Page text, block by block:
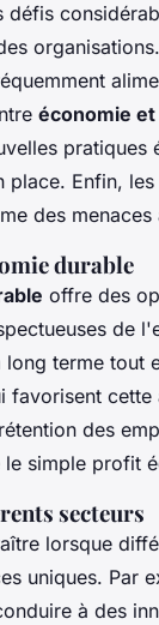
défis
économie
pratiques
Enfin,
des
durable
offre des
de
terme tout
favorisent
des
simple profit
secteurs
lorsque
uniques. Par
à des